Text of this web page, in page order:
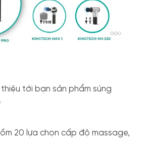
thiệu tới bạn sản phẩm súng
20 lựa chọn cấp độ massage,